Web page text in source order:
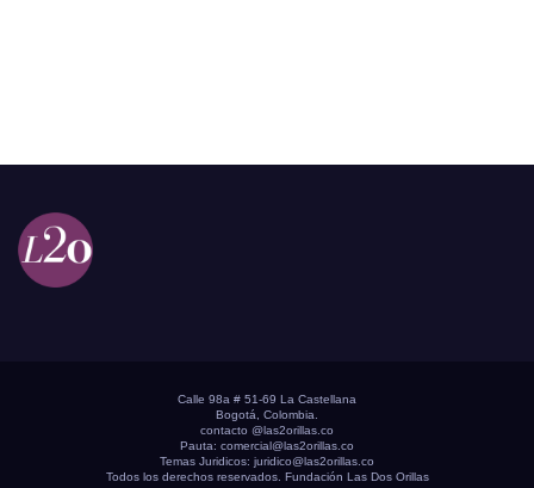
Calle 98a # 51-69 La Castellana
Bogotá, Colombia.
contacto @las2orillas.co
Pauta: comercial@las2orillas.co
Temas Juridicos: juridico@las2orillas.co
Todos los derechos reservados. Fundación Las Dos Orillas